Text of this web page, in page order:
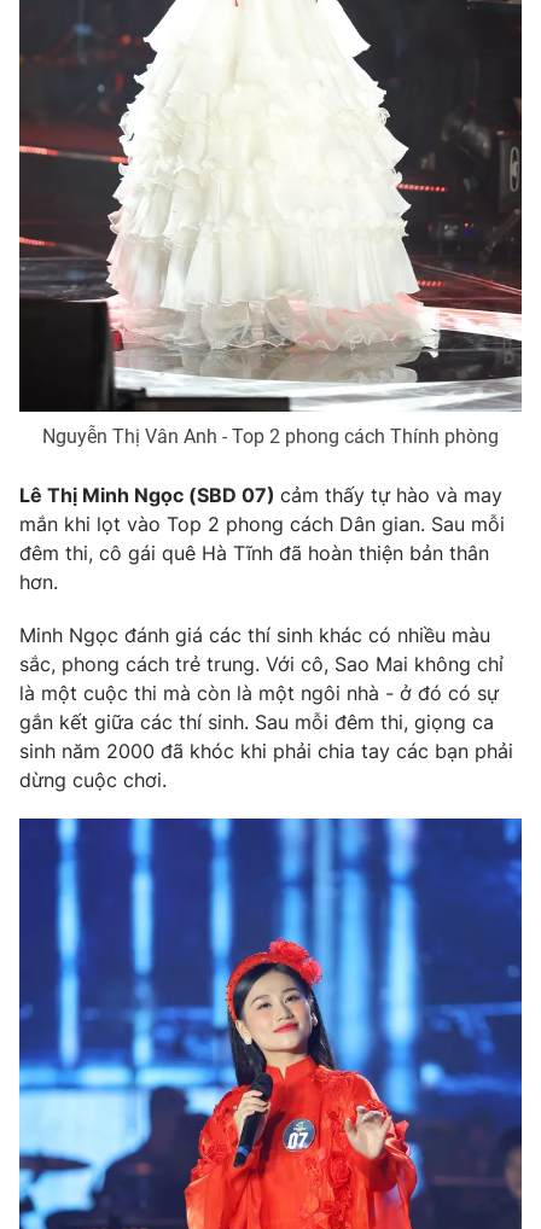
Nguyễn Thị Vân Anh - Top 2 phong cách Thính phòng
Lê Thị Minh Ngọc (SBD 07) cảm thấy tự hào và may
mắn khi lọt vào Top 2 phong cách Dân gian. Sau mỗi
đêm thi, cô gái quê Hà Tĩnh đã hoàn thiện bản thân
hơn.
Minh Ngọc đánh giá các thí sinh khác có nhiều màu
sắc, phong cách trẻ trung. Với cô, Sao Mai không chỉ
là một cuộc thi mà còn là một ngôi nhà - ở đó có sự
gắn kết giữa các thí sinh. Sau mỗi đêm thi, giọng ca
sinh năm 2000 đã khóc khi phải chia tay các bạn phải
dừng cuộc chơi.